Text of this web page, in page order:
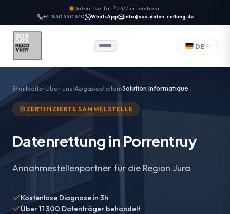
Daten-Notfall? 24/7 erreichbar
+41 840 440 840 WhatsApp info@sos-daten-rettung.de
DE
Startseite Über uns Abgabestellen Solution Informatique
ZERTIFIZIERTE SAMMELSTELLE
Datenrettung in Porrentruy
Annahmestellenpartner für die Region Jura
Kostenlose Diagnose in 3h
Über 11 300 Datenträger behandelt